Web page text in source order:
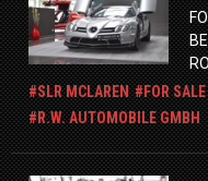
SLR MCLAREN
FOR SALE
R.W. AUTOMOBILE GMBH